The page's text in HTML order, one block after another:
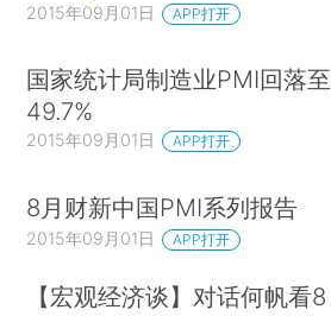
2015年09月01日 APP打开
国家统计局制造业PMI回落至
49.7%
2015年09月01日 APP打开
8月财新中国PMI系列报告
2015年09月01日 APP打开
【宏观经济谈】对话何帆看8